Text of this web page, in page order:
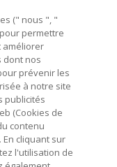
calculés par les
et hors frais de
uBlock, Pi-
commande.
revenir sur
de cashback
votre achat.
est le dernier lien
de finaliser votre
(" nous ", "
permettre
améliorer
dont nos
prévenir les
à notre site
publicités
(Cookies de
contenu
cliquant sur
l'utilisation de